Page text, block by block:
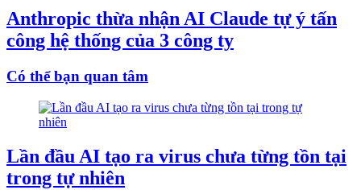
Anthropic thừa nhận AI Claude tự ý tấn
công hệ thống của 3 công ty
Có thể bạn quan tâm
Lần đầu AI tạo ra virus chưa từng tồn tại
trong tự nhiên